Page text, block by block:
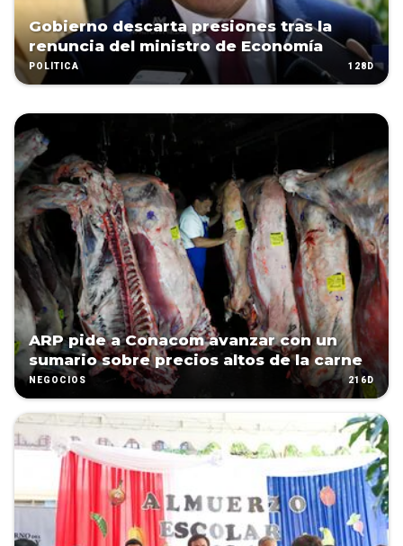
Gobierno descarta presiones tras la
renuncia del ministro de Economía
POLÍTICA 128D
ARP pide a Conacom avanzar con un
sumario sobre precios altos de la carne
NEGOCIOS 216D